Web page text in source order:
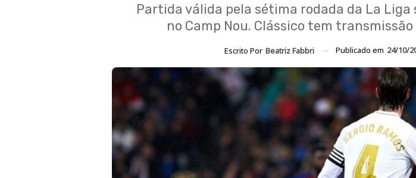
Partida válida pela sétima rodada da La Liga
no Camp Nou. Clássico tem
Escrito Por Beatriz Fabbri Publicado em 24/10/